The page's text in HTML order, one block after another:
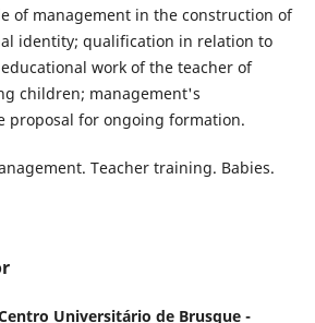
of management in the construction of
identity; qualification in relation to
work of the teacher of
children; management's
proposal for ongoing formation.
Teacher training. Babies.
Universitário de Brusque -